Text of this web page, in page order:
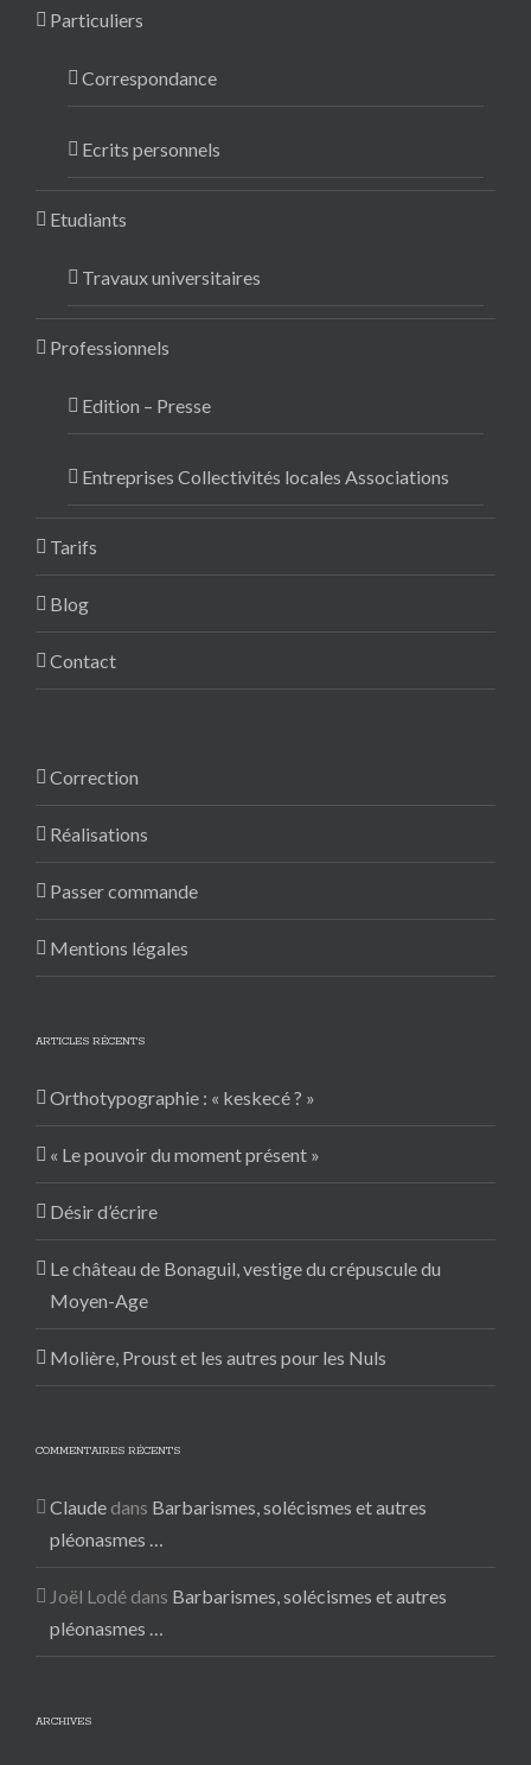
Particuliers
Correspondance
Ecrits personnels
Etudiants
Travaux universitaires
Professionnels
Edition – Presse
Entreprises Collectivités locales Associations
Tarifs
Blog
Contact
Correction
Réalisations
Passer commande
Mentions légales
ARTICLES RÉCENTS
Orthotypographie : « keskecé ? »
« Le pouvoir du moment présent »
Désir d’écrire
Le château de Bonaguil, vestige du crépuscule du
Moyen-Age
Molière, Proust et les autres pour les Nuls
COMMENTAIRES RÉCENTS
Claude dans Barbarismes, solécismes et autres
pléonasmes …
Joël Lodé dans Barbarismes, solécismes et autres
pléonasmes …
ARCHIVES